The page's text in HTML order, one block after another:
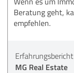
Beratung geht,
empfehlen.
MG Real Estate